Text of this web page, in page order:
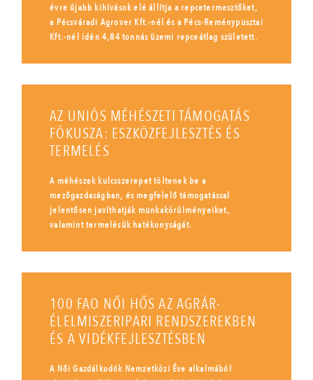
évre újabb kihívások elé állítja a repcetermesztőket,
a Pécsváradi Agrover Kft.-nél és a Pécs-Reménypusztai
Kft.-nél idén 4,84 tonnás üzemi repceátlag született.
AZ UNIÓS MÉHÉSZETI TÁMOGATÁS
FÓKUSZA: ESZKÖZFEJLESZTÉS ÉS
TERMELÉS
A méhészek kulcsszerepet töltenek be a
mezőgazdaságban, és megfelelő támogatással
jelentősen javíthatják munkakörülményeiket,
valamint termelésük hatékonyságát.
100 FAO NŐI HŐS AZ AGRÁR-
ÉLELMISZERIPARI RENDSZEREKBEN
ÉS A VIDÉKFEJLESZTÉSBEN
A Női Gazdálkodók Nemzetközi Éve alkalmából